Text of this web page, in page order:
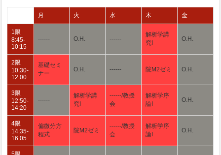
月 火 水 木 金
1限
8:45-
10:15
------ O.H. ------
解析学講
究I
O.H.
2限
10:30-
12:00
基礎セミ
ナー
O.H. ------ 院M2ゼミ O.H.
3限
12:50-
14:20
------
解析学講
究I
------/教授
会
解析学序
論I
O.H.
4限
14:35-
16:05
偏微分方
程式
院M2ゼミ
------/教授
会
解析学序
論I
O.H.